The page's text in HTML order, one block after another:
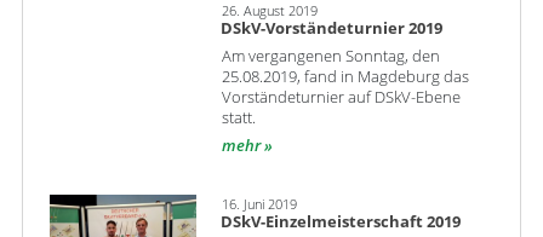
26. August 2019
DSkV-Vorständeturnier 2019
Am vergangenen Sonntag, den
25.08.2019, fand in Magdeburg das
Vorständeturnier auf DSkV-Ebene
statt.
mehr
16. Juni 2019
DSkV-Einzelmeisterschaft 2019